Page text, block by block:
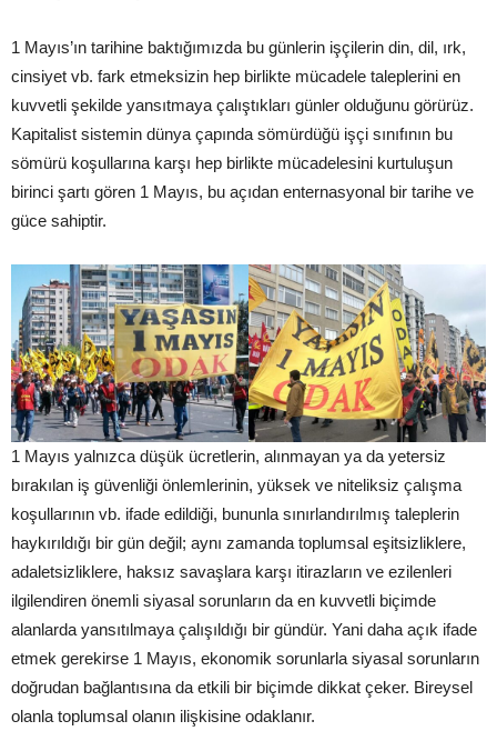
1 Mayıs’ın tarihine baktığımızda bu günlerin işçilerin din, dil, ırk,
cinsiyet vb. fark etmeksizin hep birlikte mücadele taleplerini en
kuvvetli şekilde yansıtmaya çalıştıkları günler olduğunu görürüz.
Kapitalist sistemin dünya çapında sömürdüğü işçi sınıfının bu
sömürü koşullarına karşı hep birlikte mücadelesini kurtuluşun
birinci şartı gören 1 Mayıs, bu açıdan enternasyonal bir tarihe ve
güce sahiptir.
1 Mayıs yalnızca düşük ücretlerin, alınmayan ya da yetersiz
bırakılan iş güvenliği önlemlerinin, yüksek ve niteliksiz çalışma
koşullarının vb. ifade edildiği, bununla sınırlandırılmış taleplerin
haykırıldığı bir gün değil; aynı zamanda toplumsal eşitsizliklere,
adaletsizliklere, haksız savaşlara karşı itirazların ve ezilenleri
ilgilendiren önemli siyasal sorunların da en kuvvetli biçimde
alanlarda yansıtılmaya çalışıldığı bir gündür. Yani daha açık ifade
etmek gerekirse 1 Mayıs, ekonomik sorunlarla siyasal sorunların
doğrudan bağlantısına da etkili bir biçimde dikkat çeker. Bireysel
olanla toplumsal olanın ilişkisine odaklanır.